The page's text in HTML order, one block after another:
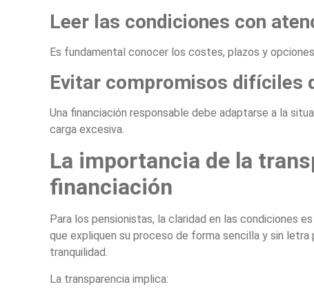
Leer las condiciones con
Es fundamental conocer los costes, plazos y
Evitar compromisos difíciles
Una financiación responsable debe adaptarse a la
carga excesiva.
La importancia de la
financiación
Para los pensionistas, la claridad en las condiciones
que expliquen su proceso de forma sencilla y sin
tranquilidad.
La transparencia implica: